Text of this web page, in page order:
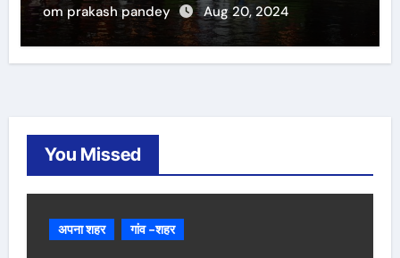
om prakash pandey Aug 20, 2024
You Missed
अपना शहर गांव -शहर